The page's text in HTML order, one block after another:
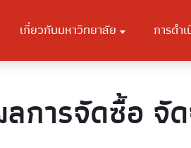
เกี่ยวกับมหาวิทยาลัย การดำ
การจัดซื้อ จั